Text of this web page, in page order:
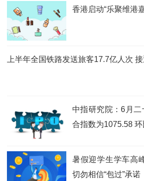
香港启动“乐聚维港
上半年全国铁路发送旅客17.7亿人次
中指研究院：6月
合指数为1075.58
暑假迎学生学车高
切勿相信“包过”承诺